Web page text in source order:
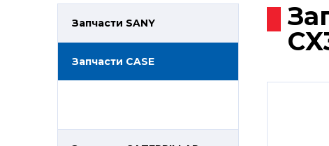
Запчасти SANY
Запчасти CASE